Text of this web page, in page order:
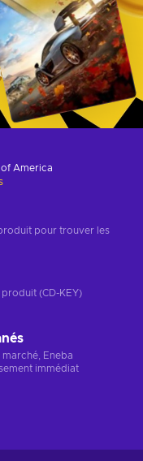
of America
pour trouver les
(CD-KEY)
Eneba
immédiat